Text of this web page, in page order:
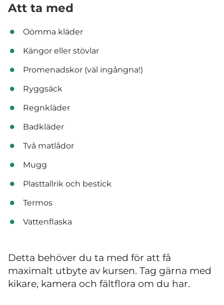
Att ta med
Oömma kläder
Kängor eller stövlar
Promenadskor (väl ingångna!)
Ryggsäck
Regnkläder
Badkläder
Två matlådor
Mugg
Plasttallrik och bestick
Termos
Vattenflaska
Detta behöver du ta med för att få
maximalt utbyte av kursen. Tag gärna med
kikare, kamera och fältflora om du har.